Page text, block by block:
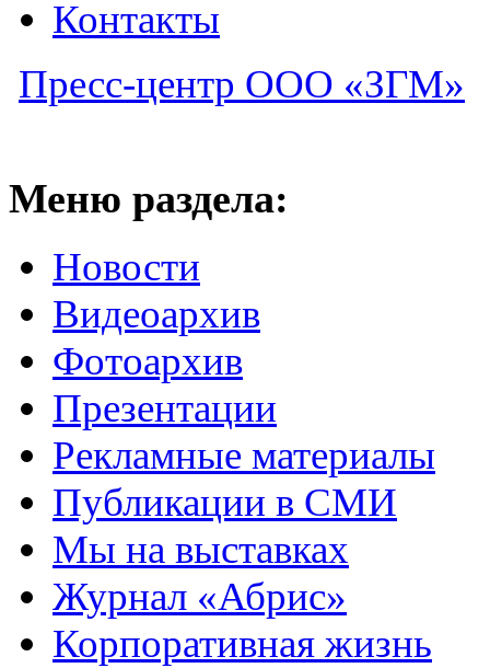
Контакты
Пресс-центр ООО «ЗГМ»
Меню раздела:
Новости
Видеоархив
Фотоархив
Презентации
Рекламные материалы
Публикации в СМИ
Мы на выставках
Журнал «Абрис»
Корпоративная жизнь